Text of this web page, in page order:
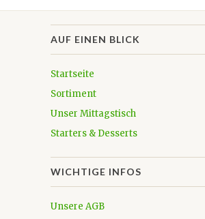
AUF EINEN BLICK
Startseite
Sortiment
Unser Mittagstisch
Starters & Desserts
WICHTIGE INFOS
Unsere AGB